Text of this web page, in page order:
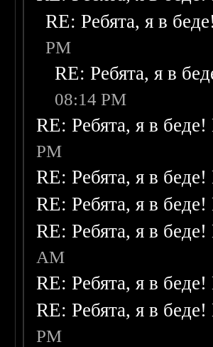
RE: Ребята, я в
PM
RE: Ребята, я в
08:14 PM
RE: Ребята, я в
PM
RE: Ребята, я в
RE: Ребята, я в
RE: Ребята, я в
AM
RE: Ребята, я в
RE: Ребята, я в
PM